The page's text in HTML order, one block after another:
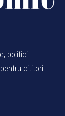
politici
cititori